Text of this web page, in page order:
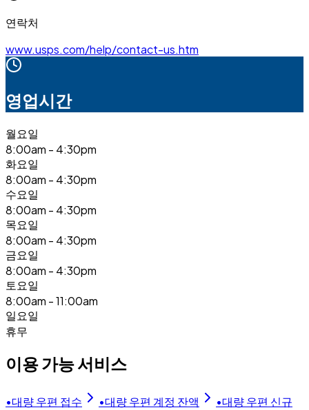
연락처
www.usps.com/help/contact-us.htm
영업시간
월요일
8:00am - 4:30pm
화요일
8:00am - 4:30pm
수요일
8:00am - 4:30pm
목요일
8:00am - 4:30pm
금요일
8:00am - 4:30pm
토요일
8:00am - 11:00am
일요일
휴무
이용 가능 서비스
•대량 우편 접수 •대량 우편 계정 잔액 •대량 우편 신규